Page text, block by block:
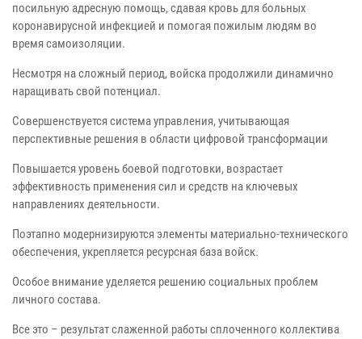
посильную адресную помощь, сдавая кровь для больных
коронавирусной инфекцией и помогая пожилым людям во
время самоизоляции.
Несмотря на сложный период, войска продолжили динамично
наращивать свой потенциал.
Совершенствуется система управления, учитывающая
перспективные решения в области цифровой трансформации
Повышается уровень боевой подготовки, возрастает
эффективность применения сил и средств на ключевых
направлениях деятельности.
Поэтапно модернизируются элементы материально-технического
обеспечения, укрепляется ресурсная база войск.
Особое внимание уделяется решению социальных проблем
личного состава.
Все это – результат слаженной работы сплоченного коллектива